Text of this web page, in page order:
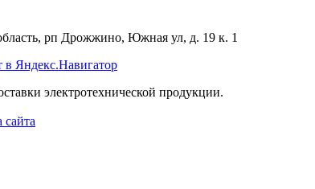
рп Дрожжино, Южная ул, д. 19 к. 1
Яндекс.Навигатор
электротехнической продукции.
сайта